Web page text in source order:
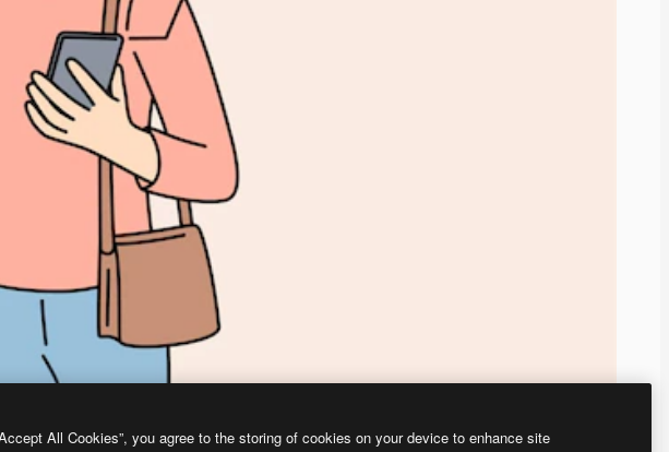
All Cookies”, you agree to the storing of cookies on your device to enhance site